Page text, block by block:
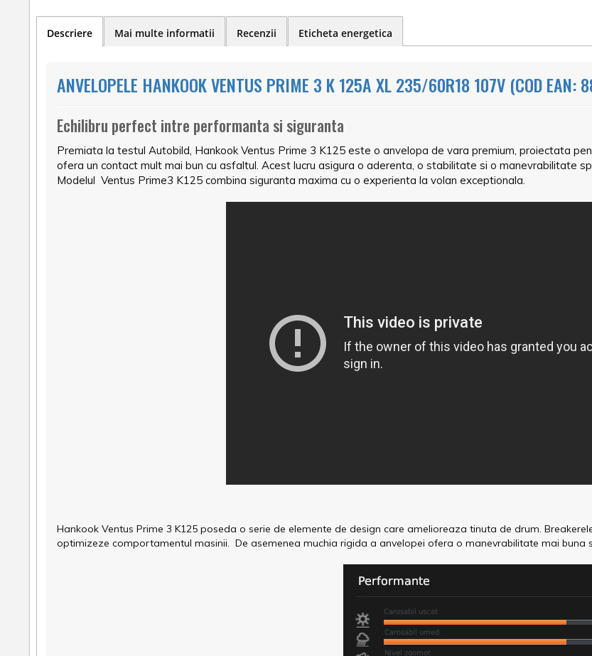
Descriere Mai multe informatii Recenzii Eticheta energetica
ANVELOPELE HANKOOK VENTUS PRIME 3 K 125A XL 235/60R18 107V (COD
Echilibru perfect intre performanta si siguranta
Premiata la testul Autobild, Hankook Ventus Prime 3 K125 este o anvelopa de vara premium, proiectata
ofera un contact mult mai bun cu asfaltul. Acest lucru asigura o aderenta, o stabilitate si o manevrabilitate
Modelul Ventus Prime3 K125 combina siguranta maxima cu o experienta la volan exceptionala.
Hankook Ventus Prime 3 K125 poseda o serie de elemente de design care amelioreaza tinuta de drum.
optimizeze comportamentul masinii. De asemenea muchia rigida a anvelopei ofera o manevrabilitate mai buna